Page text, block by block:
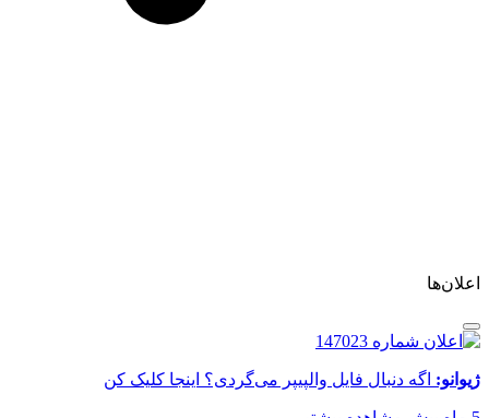
اعلان‌ها
ژیوانو: اگه دنبال فایل والپیپر می‌گردی؟ اینجا کلیک کن